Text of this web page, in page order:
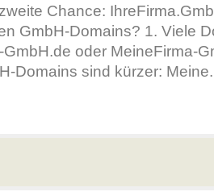
Chance:
GmbH-Domains? 1. Viele
GmbH.de oder MeineFirma-
Domains sind kürzer: